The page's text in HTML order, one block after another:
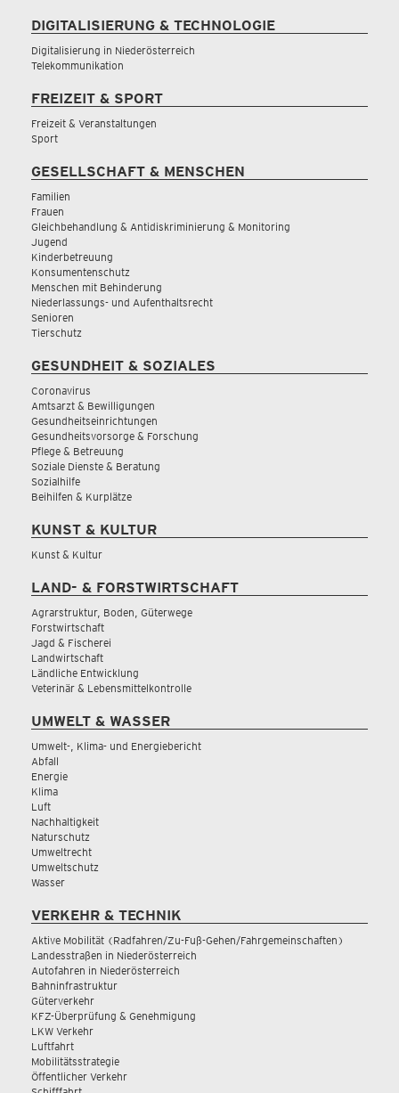
DIGITALISIERUNG & TECHNOLOGIE
Digitalisierung in Niederösterreich
Telekommunikation
FREIZEIT & SPORT
Freizeit & Veranstaltungen
Sport
GESELLSCHAFT & MENSCHEN
Familien
Frauen
Gleichbehandlung & Antidiskriminierung & Monitoring
Jugend
Kinderbetreuung
Konsumentenschutz
Menschen mit Behinderung
Niederlassungs- und Aufenthaltsrecht
Senioren
Tierschutz
GESUNDHEIT & SOZIALES
Coronavirus
Amtsarzt & Bewilligungen
Gesundheitseinrichtungen
Gesundheitsvorsorge & Forschung
Pflege & Betreuung
Soziale Dienste & Beratung
Sozialhilfe
Beihilfen & Kurplätze
KUNST & KULTUR
Kunst & Kultur
LAND- & FORSTWIRTSCHAFT
Agrarstruktur, Boden, Güterwege
Forstwirtschaft
Jagd & Fischerei
Landwirtschaft
Ländliche Entwicklung
Veterinär & Lebensmittelkontrolle
UMWELT & WASSER
Umwelt-, Klima- und Energiebericht
Abfall
Energie
Klima
Luft
Nachhaltigkeit
Naturschutz
Umweltrecht
Umweltschutz
Wasser
VERKEHR & TECHNIK
Aktive Mobilität (Radfahren/Zu-Fuß-Gehen/Fahrgemeinschaften)
Landesstraßen in Niederösterreich
Autofahren in Niederösterreich
Bahninfrastruktur
Güterverkehr
KFZ-Überprüfung & Genehmigung
LKW Verkehr
Luftfahrt
Mobilitätsstrategie
Öffentlicher Verkehr